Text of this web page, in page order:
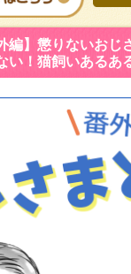
まと猫
やめら